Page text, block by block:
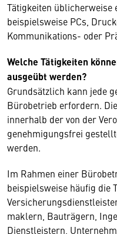
Tätigkeiten
beispielsweise PCs,
Kommunikations- oder
Welche Tätigkeiten
ausgeübt werden?
Grundsätzlich kann jede
Bürobetrieb erfordern.
innerhalb der von der
genehmigungsfrei
werden.
Im Rahmen einer
beispielsweise häufig die
maklern, Bauträgern,
Dienstleistern,